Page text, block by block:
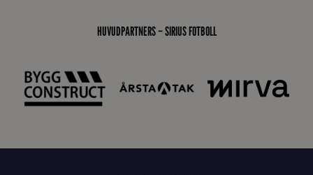
HUVUDPARTNERS – SIRIUS FOTBOLL